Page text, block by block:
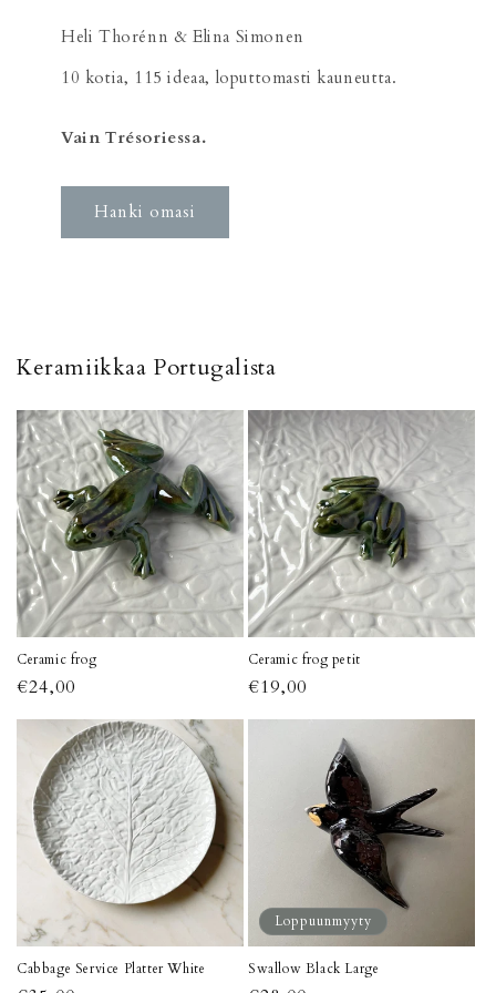
Heli Thorénn & Elina Simonen
10 kotia, 115 ideaa, loputtomasti kauneutta.
Vain Trésoriessa.
Hanki omasi
Keramiikkaa Portugalista
Ceramic frog
Normaalihinta
€24,00
Ceramic frog petit
Normaalihinta
€19,00
Cabbage Service Platter White
Loppuunmyyty
Swallow Black Large